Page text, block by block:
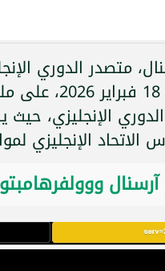
متصدر الدوري
الإنجليزي، حيث
الإنجليزي